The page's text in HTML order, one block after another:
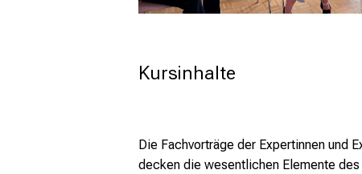
Kursinhalte
Die Fachvorträge der Expertinnen und
decken die wesentlichen Elemente des